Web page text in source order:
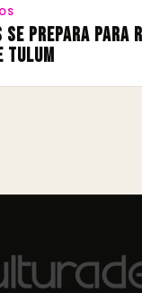
prepara para
Tulum